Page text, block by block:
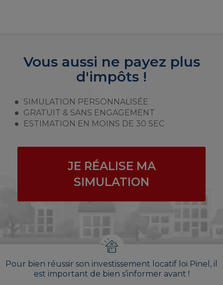
Vous aussi ne payez plus
d'impôts !
SIMULATION PERSONNALISÉE
GRATUIT & SANS ENGAGEMENT
ESTIMATION EN MOINS DE 30 SEC
JE RÉALISE MA
SIMULATION
Pour bien réussir son investissement locatif loi Pinel, il
est important de bien s’informer avant !